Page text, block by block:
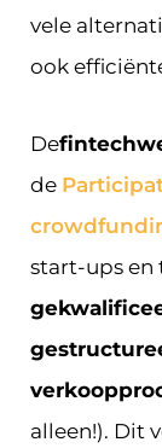
vele
ook
De
de
start-ups en
alleen!). Dit